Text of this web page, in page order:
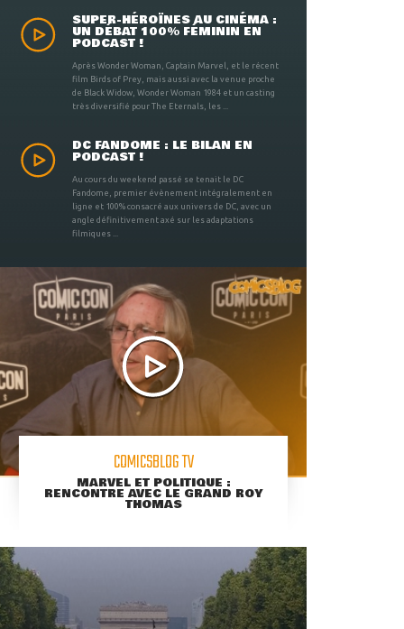
SUPER-HÉROÏNES AU CINÉMA :
UN DÉBAT 100% FÉMININ EN
PODCAST !
Après Wonder Woman, Captain Marvel, et le récent
film Birds of Prey, mais aussi avec la venue proche
de Black Widow, Wonder Woman 1984 et un casting
très diversifié pour The Eternals, les ...
DC FANDOME : LE BILAN EN
PODCAST !
Au cours du weekend passé se tenait le DC
Fandome, premier évènement intégralement en
ligne et 100% consacré aux univers de DC, avec un
angle définitivement axé sur les adaptations
filmiques ...
COMICSBLOG TV
MARVEL ET POLITIQUE :
RENCONTRE AVEC LE GRAND ROY
THOMAS